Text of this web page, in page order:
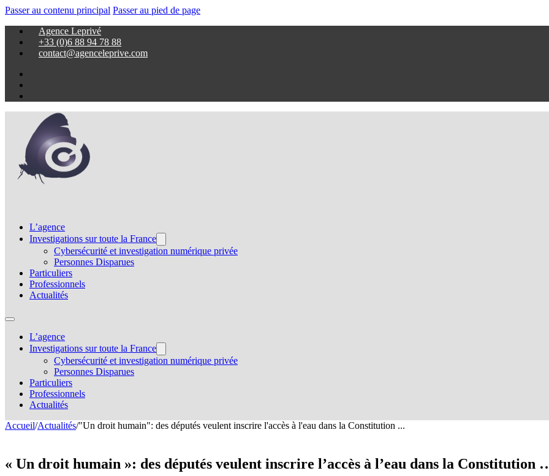
Passer au contenu principal Passer au pied de page
Agence Leprivé
+33 (0)6 88 94 78 88
contact@agenceleprive.com
L’agence
Investigations sur toute la France
Cybersécurité et investigation numérique privée
Personnes Disparues
Particuliers
Professionnels
Actualités
L’agence
Investigations sur toute la France
Cybersécurité et investigation numérique privée
Personnes Disparues
Particuliers
Professionnels
Actualités
Accueil/Actualités/"Un droit humain": des députés veulent inscrire l'accès à l'eau dans la Constitution ...
« Un droit humain »: des députés veulent inscrire l’accès à l’eau dans la Constitution